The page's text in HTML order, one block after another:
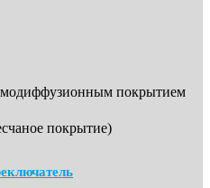
покрытием
покрытие)